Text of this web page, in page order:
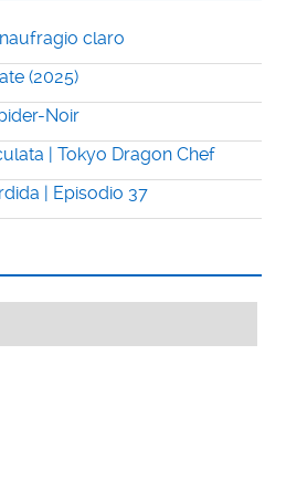
claro
(2025)
Noir
| Tokyo Dragon Chef
| Episodio 37